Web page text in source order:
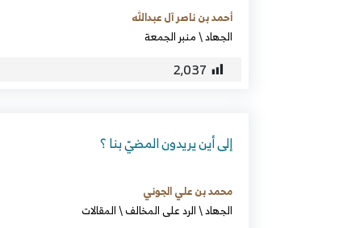
أحمد بن ناصر آل عبدالله
الجهاد\منبر الجمعة
2٬037
إلى أين يريدون المضيّ بنا ؟
محمد بن علي الجوني
الجهاد\الرد على المخالف\المقالات